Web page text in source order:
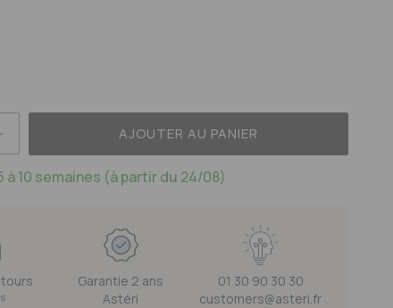
JUNIOR
AJOUTER AU PANIER
à 10 semaines (à partir du 24/08)
Garantie 2 ans
Astéri
01 30 90 30 30
customers@asteri.fr